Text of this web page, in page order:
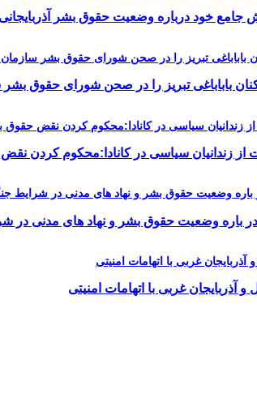
خود درباره وضعیت حقوق بشر
باباباغی تبریز را در صحن شورای حقوق
از زندانیان سیاسی در کانادا:محکوم کردن
در باره وضعیت حقوق بشر و نهاد های مدنی در
آذربایجان غربی با اتهامات امنیتی